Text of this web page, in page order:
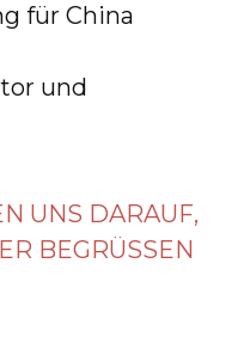
für China
und
DARAUF,
BEGRÜSSEN